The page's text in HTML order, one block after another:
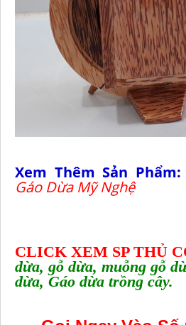
Xem Thêm Sản Phẩm:
Gáo Dừa Mỹ Nghệ
CLICK XEM SP THỦ
dừa, gỗ dừa, muỗng gỗ
dừa,Gáo dừa trồng cây.